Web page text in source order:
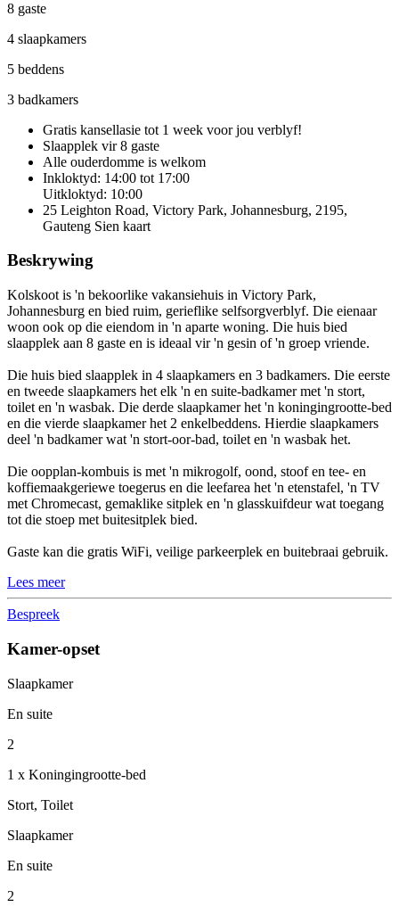
8 gaste
4 slaapkamers
5 beddens
3 badkamers
Gratis kansellasie tot 1 week voor jou verblyf!
Slaapplek vir 8 gaste
Alle ouderdomme is welkom
Inkloktyd: 14:00 tot 17:00
Uitkloktyd: 10:00
25 Leighton Road, Victory Park, Johannesburg, 2195,
Gauteng Sien kaart
Beskrywing
Kolskoot is 'n bekoorlike vakansiehuis in Victory Park,
Johannesburg en bied ruim, gerieflike selfsorgverblyf. Die eienaar
woon ook op die eiendom in 'n aparte woning. Die huis bied
slaapplek aan 8 gaste en is ideaal vir 'n gesin of 'n groep vriende.
Die huis bied slaapplek in 4 slaapkamers en 3 badkamers. Die eerste
en tweede slaapkamers het elk 'n en suite-badkamer met 'n stort,
toilet en 'n wasbak. Die derde slaapkamer het 'n koningingrootte-bed
en die vierde slaapkamer het 2 enkelbeddens. Hierdie slaapkamers
deel 'n badkamer wat 'n stort-oor-bad, toilet en 'n wasbak het.
Die oopplan-kombuis is met 'n mikrogolf, oond, stoof en tee- en
koffiemaakgeriewe toegerus en die leefarea het 'n etenstafel, 'n TV
met Chromecast, gemaklike sitplek en 'n glasskuifdeur wat toegang
tot die stoep met buitesitplek bied.
Gaste kan die gratis WiFi, veilige parkeerplek en buitebraai gebruik.
Lees meer
Bespreek
Kamer-opset
Slaapkamer
En suite
2
1 x Koningingrootte-bed
Stort, Toilet
Slaapkamer
En suite
2